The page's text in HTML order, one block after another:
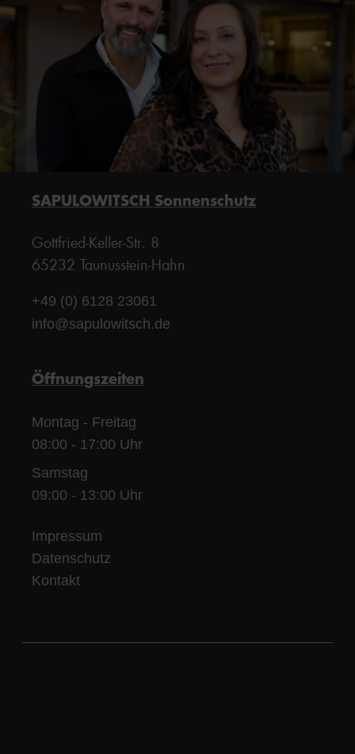
SAPULOWITSCH Sonnenschutz
Gottfried-Keller-Str. 8
65232 Taunusstein-Hahn
+49 (0) 6128 23061
info@sapulowitsch.de
Öffnungszeiten
Montag - Freitag
08:00 - 17:00 Uhr
Samstag
09:00 - 13:00 Uhr
Impressum
Datenschutz
Kontakt